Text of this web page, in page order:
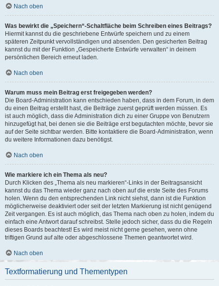
Nach oben
Was bewirkt die „Speichern“-Schaltfläche beim Schreiben eines Beitrags?
Hiermit kannst du die geschriebene Entwürfe speichern und zu einem
späteren Zeitpunkt vervollständigen und absenden. Den gesicherten Beitrag
kannst du mit der Funktion „Gespeicherte Entwürfe verwalten“ in deinem
persönlichen Bereich erneut laden.
Nach oben
Warum muss mein Beitrag erst freigegeben werden?
Die Board-Administration kann entschieden haben, dass in dem Forum, in dem
du einen Beitrag erstellt hast, die Beiträge zuerst geprüft werden müssen. Es
ist auch möglich, dass die Administration dich zu einer Gruppe von Benutzern
hinzugefügt hat, bei denen sie die Beiträge erst begutachten möchte, bevor sie
auf der Seite sichtbar werden. Bitte kontaktiere die Board-Administration, wenn
du weitere Informationen dazu benötigst.
Nach oben
Wie markiere ich ein Thema als neu?
Durch Klicken des „Thema als neu markieren“-Links in der Beitragsansicht
kannst du das Thema wieder ganz nach oben auf die erste Seite des Forums
holen. Wenn du den entsprechenden Link nicht siehst, dann ist die Funktion
möglicherweise deaktiviert oder seit der letzten Markierung ist nicht genügend
Zeit vergangen. Es ist auch möglich, das Thema nach oben zu holen, indem du
einfach eine Antwort darauf schreibst. Stelle jedoch sicher, dass du die Regeln
dieses Boards beachtest! Es wird meist nicht gerne gesehen, wenn ohne
triftigen Grund auf alte oder abgeschlossene Themen geantwortet wird.
Nach oben
Textformatierung und Thementypen